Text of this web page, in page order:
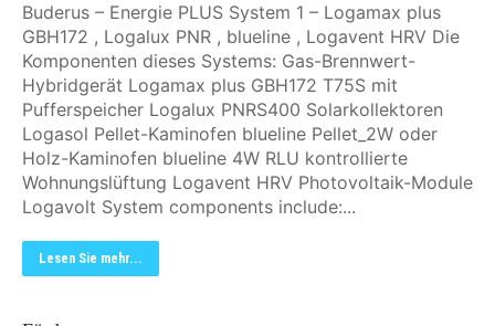
Buderus – Energie PLUS System 1 – Logamax plus
GBH172 , Logalux PNR , blueline , Logavent HRV Die
Komponenten dieses Systems: Gas-Brennwert-
Hybridgerät Logamax plus GBH172 T75S mit
Pufferspeicher Logalux PNRS400 Solarkollektoren
Logasol Pellet-Kaminofen blueline Pellet_2W oder
Holz-Kaminofen blueline 4W RLU kontrollierte
Wohnungslüftung Logavent HRV Photovoltaik-Module
Logavolt System components include:...
Lesen Sie mehr...